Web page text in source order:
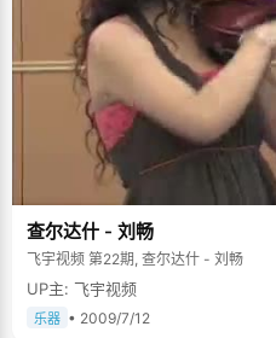
查尔达什 - 刘畅
飞宇视频 第22期, 查尔达什 - 刘畅
UP主: 飞宇视频
乐器 • 2009/7/12